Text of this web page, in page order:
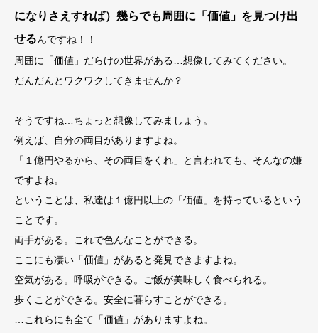
になりさえすれば）幾らでも周囲に「価値」を見つけ出
せるんですね！！
周囲に「価値」だらけの世界がある…想像してみてください。
だんだんとワクワクしてきませんか？
そうですね…ちょっと想像してみましょう。
例えば、自分の両目がありますよね。
「１億円やるから、その両目をくれ」と言われても、そんなの嫌
ですよね。
ということは、私達は１億円以上の「価値」を持っているという
ことです。
両手がある。これで色んなことができる。
ここにも凄い「価値」があると発見できますよね。
空気がある。呼吸ができる。ご飯が美味しく食べられる。
歩くことができる。安全に暮らすことができる。
…これらにも全て「価値」がありますよね。